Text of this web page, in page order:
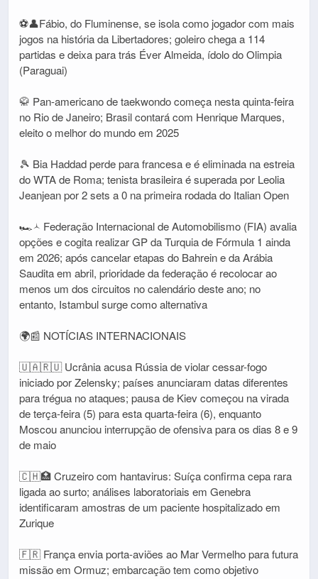
⚽👤Fábio, do Fluminense, se isola como jogador com mais
jogos na história da Libertadores; goleiro chega a 114
partidas e deixa para trás Éver Almeida, ídolo do Olimpia
(Paraguai)
🥋 Pan-americano de taekwondo começa nesta quinta-feira
no Rio de Janeiro; Brasil contará com Henrique Marques,
eleito o melhor do mundo em 2025
🎾 Bia Haddad perde para francesa e é eliminada na estreia
do WTA de Roma; tenista brasileira é superada por Leolia
Jeanjean por 2 sets a 0 na primeira rodada do Italian Open
🏎‍🟀 Federação Internacional de Automobilismo (FIA) avalia
opções e cogita realizar GP da Turquia de Fórmula 1 ainda
em 2026; após cancelar etapas do Bahrein e da Arábia
Saudita em abril, prioridade da federação é recolocar ao
menos um dos circuitos no calendário deste ano; no
entanto, Istambul surge como alternativa
🌍📰 NOTÍCIAS INTERNACIONAIS
🇺🇦🇷🇺 Ucrânia acusa Rússia de violar cessar-fogo
iniciado por Zelensky; países anunciaram datas diferentes
para trégua no ataques; pausa de Kiev começou na virada
de terça-feira (5) para esta quarta-feira (6), enquanto
Moscou anunciou interrupção de ofensiva para os dias 8 e 9
de maio
🇨🇭🏥 Cruzeiro com hantavirus: Suíça confirma cepa rara
ligada ao surto; análises laboratoriais em Genebra
identificaram amostras de um paciente hospitalizado em
Zurique
🇫🇷 França envia porta-aviões ao Mar Vermelho para futura
missão em Ormuz; embarcação tem como objetivo